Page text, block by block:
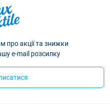
про акції та знижки
e-mail розсилку